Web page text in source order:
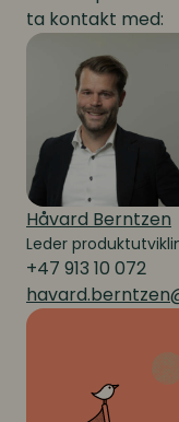
ta kontakt med:
Håvard Berntzen
Leder
+47 913 10 072